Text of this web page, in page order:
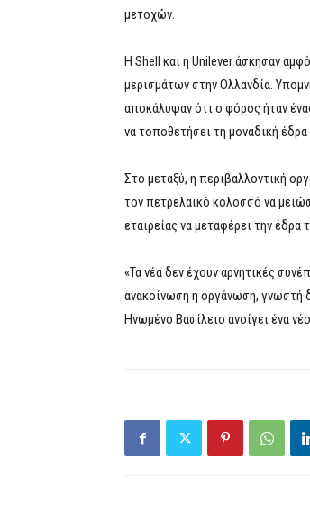
μετοχών.
Η Shell και η Unilever άσκησαν
μερισμάτων στην Ολλανδία.
αποκάλυψαν ότι ο φόρος ήταν
να τοποθετήσει τη μοναδική
Στο μεταξύ, η περιβαλλοντική
τον πετρελαϊκό κολοσσό να
εταιρείας να μεταφέρει την
«Τα νέα δεν έχουν αρνητικές
ανακοίνωση η οργάνωση, γνωστή
Ηνωμένο Βασίλειο ανοίγει ένα